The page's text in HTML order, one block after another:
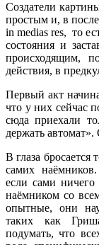
Создатели
простым и, в
in medias res, то
состояния и
происходящим,
действия, в
Первый акт
что у них сейчас
сюда приехали
держать
В глаза бросается
самих
если сами
наёмником со
опытные, они
таких как
подумать, что